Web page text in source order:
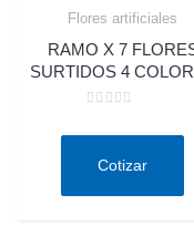
Flores artificiales
RAMO X 7
SURTIDOS 4
deCotizar